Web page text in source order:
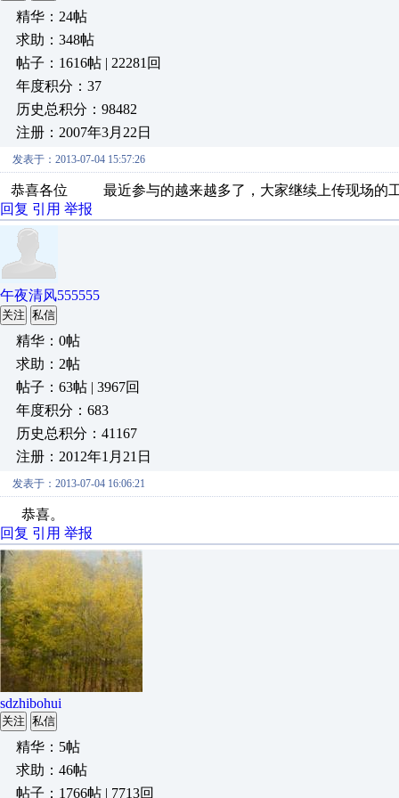
精华：24帖
求助：348帖
帖子：1616帖 | 22281回
年度积分：37
历史总积分：98482
注册：2007年3月22日
发表于：2013-07-04 15:57:26
恭喜各位 最近参与的越来越多了，大家继续上传现场
回复 引用 举报
午夜清风555555
关注 私信
精华：0帖
求助：2帖
帖子：63帖 | 3967回
年度积分：683
历史总积分：41167
注册：2012年1月21日
发表于：2013-07-04 16:06:21
恭喜。
回复 引用 举报
sdzhibohui
关注 私信
精华：5帖
求助：46帖
帖子：1766帖 | 7713回